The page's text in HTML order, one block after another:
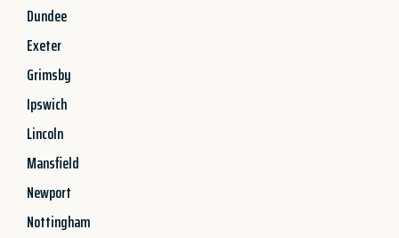
Dundee
Exeter
Grimsby
Ipswich
Lincoln
Mansfield
Newport
Nottingham